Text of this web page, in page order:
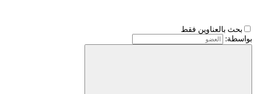
بحث بالعناوين فقط
بواسطة: